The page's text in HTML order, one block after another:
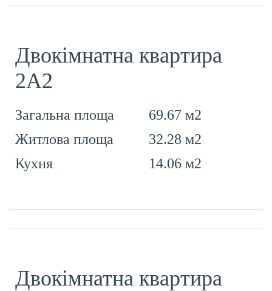
Двокімнатна квартира
2А2
Загальна площа
69.67 м2
Житлова площа
32.28 м2
Кухня
14.06 м2
Двокімнатна квартира